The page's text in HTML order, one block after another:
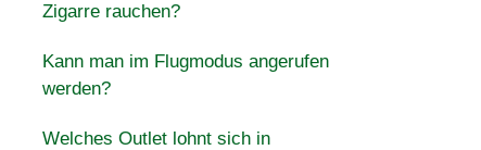
Zigarre rauchen?
Kann man im Flugmodus angerufen
werden?
Welches Outlet lohnt sich in